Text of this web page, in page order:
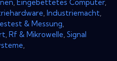
Eingebettetes Computer,
Industriemacht
& Messung
Rf & Mikrowelle Signal